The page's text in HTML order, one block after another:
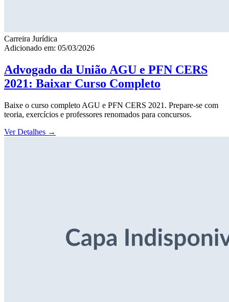
Carreira Jurídica
Adicionado em: 05/03/2026
Advogado da União AGU e PFN CERS
2021: Baixar Curso Completo
Baixe o curso completo AGU e PFN CERS 2021. Prepare-se com
teoria, exercícios e professores renomados para concursos.
Ver Detalhes →